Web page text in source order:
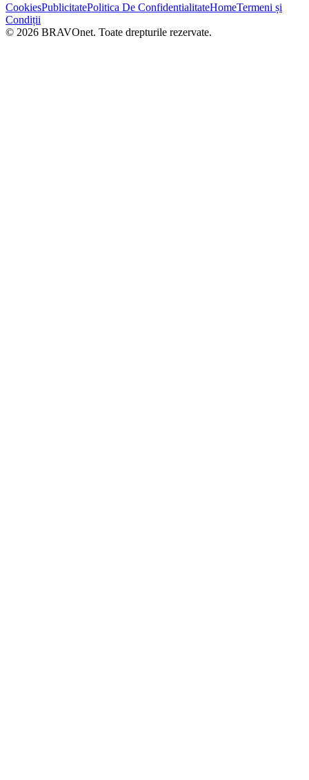
CookiesPublicitatePolitica De ConfidentialitateHomeTermeni și
Condiții
© 2026 BRAVOnet. Toate drepturile rezervate.